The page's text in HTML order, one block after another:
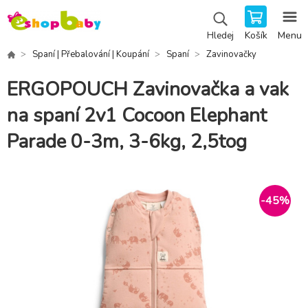
Hledej Košík Menu
Spaní | Přebalování | Koupání Spaní Zavinovačky
ERGOPOUCH Zavinovačka a vak
na spaní 2v1 Cocoon Elephant
Parade 0-3m, 3-6kg, 2,5tog
-45%